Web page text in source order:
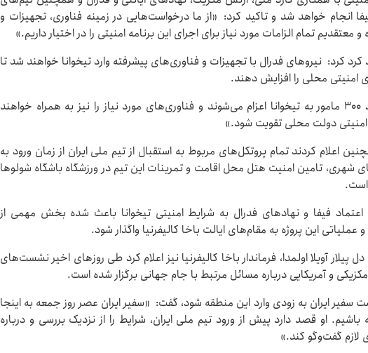
انجام خواهد شد و تاکید کرد: «از ما درخواست‌هایی در زمینه فناوری، تجهیزات و
معتقدیم تمام الزامات مورد نیاز برای اجرای این برنامه امنیتی را در اختیار داریم.»
کرد کرد: نیروهای فدرال با تجهیزات و فناوری‌های پیشرفته وارد تیخوانا خواهند شد تا
امنیتی محلی را افزایش دهند.
او یادآور شد: «حدود ۳۰۰ مامور به تیخوانا اعزام می‌شوند و فناوری‌های مورد نیاز را نیز به همراه خواهند
دولت محلی تقویت شود.»
اعلام کردند تمام پروتکل‌های مربوط به استقبال از تیم ملی ایران از زمان ورود به
شهری، تامین امنیت هتل محل اقامت و تمرینات این تیم در ورزشگاه باشگاه شولوها
فیفا و نهادهای فدرال به شرایط امنیتی تیخوانا باعث شده بخش مهمی از
این پروژه به مقام‌های ایالت باخا کالیفرنیا واگذار شود.
پیلار آویلا اولمدا، فرماندار باخا کالیفرنیا نیز اعلام کرد طی روزهای اخیر نشست‌های
و آمریکایی درباره مسائل مرتبط با جام جهانی برگزار شده است.
است سفیر ایران به زودی وارد این منطقه شود، گفت: «سفیر ایران عصر روز جمعه به اینجا
باشیم. او قصد دارد پیش از ورود تیم ملی ایران، شرایط را از نزدیک بررسی و درباره
گفت‌وگو کند.»